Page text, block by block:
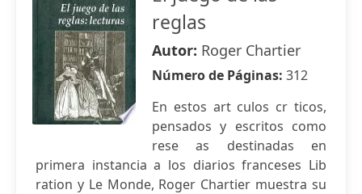
reglas
Autor: Roger Chartier
Número de Páginas: 312
En estos art culos cr ticos,
pensados y escritos como
rese as destinadas en
primera instancia a los diarios franceses Lib
ration y Le Monde, Roger Chartier muestra su